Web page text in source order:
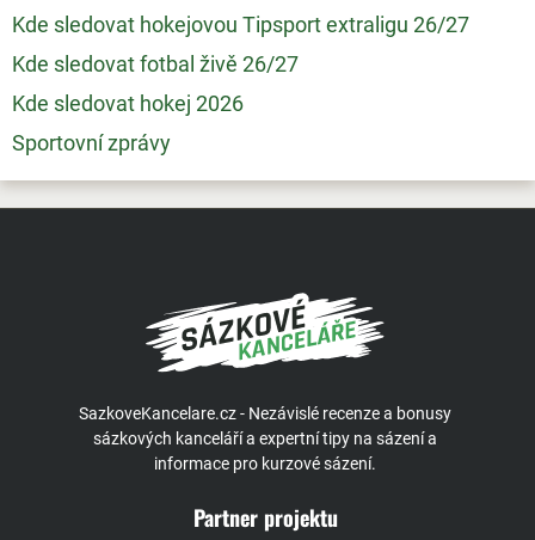
Kde sledovat hokejovou Tipsport extraligu 26/27
Kde sledovat fotbal živě 26/27
Kde sledovat hokej 2026
Sportovní zprávy
SazkoveKancelare.cz - Nezávislé recenze a bonusy
sázkových kanceláří a expertní tipy na sázení a
informace pro kurzové sázení.
Partner projektu